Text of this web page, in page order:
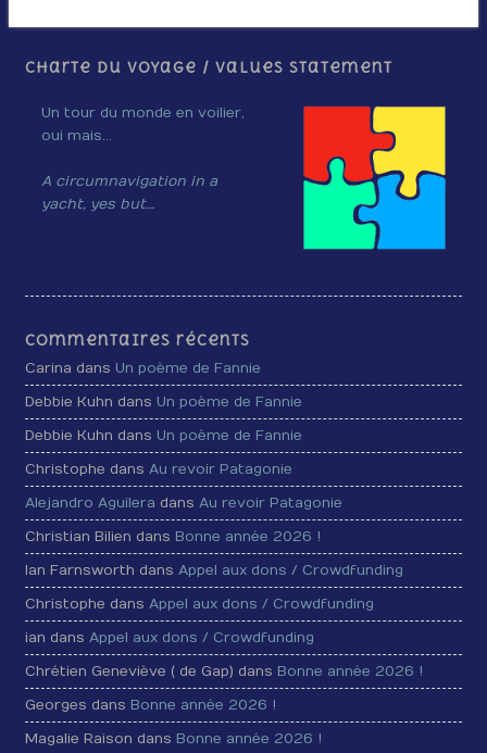
Charte du voyage / Values Statement
Un tour du monde en voilier,
oui mais…
A circumnavigation in a
yacht, yes but…
Commentaires récents
Carina dans Un poème de Fannie
Debbie Kuhn dans Un poème de Fannie
Debbie Kuhn dans Un poème de Fannie
Christophe dansAu revoir Patagonie
Alejandro Aguilera dansAu revoir Patagonie
Christian Bilien dans Bonne année 2026 !
Ian Farnsworth dansAppel aux dons / Crowdfunding
Christophe dansAppel aux dons / Crowdfunding
ian dansAppel aux dons / Crowdfunding
Chrétien Geneviève ( de Gap) dans Bonne année 2026 !
Georges dans Bonne année 2026 !
Magalie Raison dans Bonne année 2026 !